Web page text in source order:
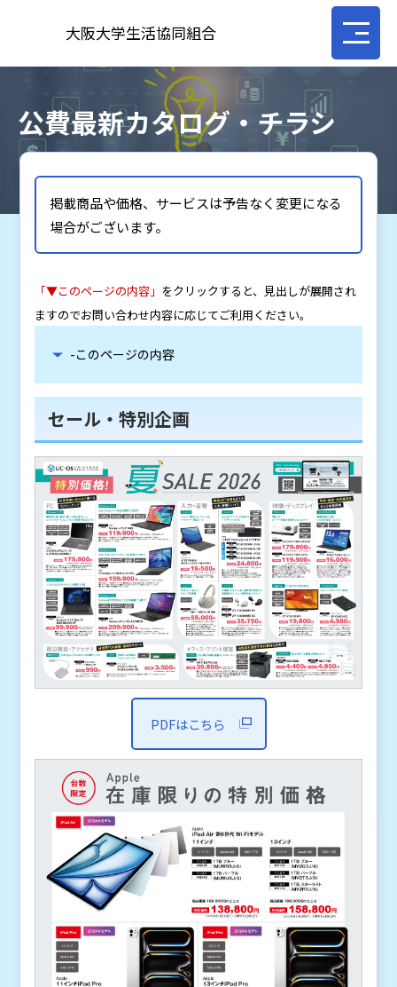
大阪大学生活協同組合
公費最新カタログ・チラシ
掲載商品や価格、サービスは予告なく変更になる
場合がございます。
「▼このページの内容」 をクリックすると、見出しが展開され
ますのでお問い合わせ内容に応じてご利用ください。
-このページの内容
セール・特別企画
PDFはこちら